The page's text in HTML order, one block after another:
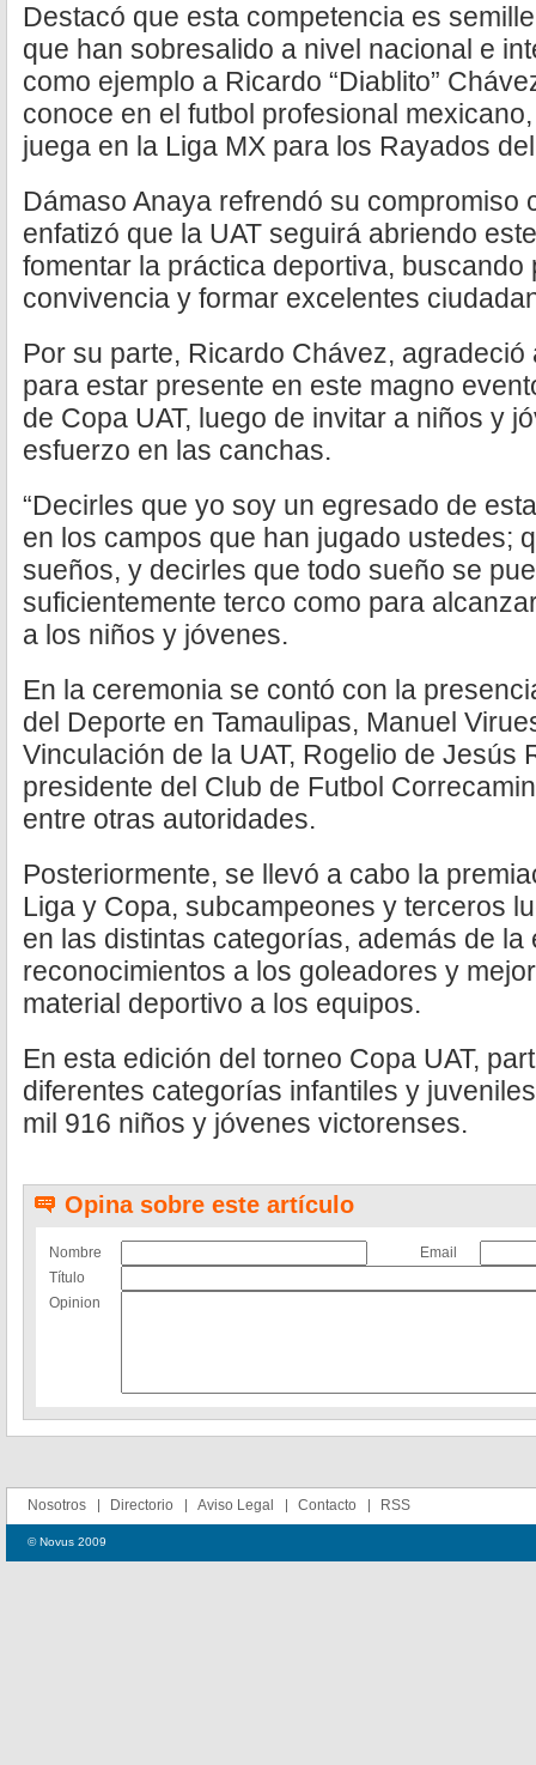
Destacó que esta competencia es
que han sobresalido a nivel nacional e
como ejemplo a Ricardo “Diablito”
conoce en el futbol profesional
juega en la Liga MX para los Rayados
Dámaso Anaya refrendó su compromiso
enfatizó que la UAT seguirá abriendo
fomentar la práctica deportiva, buscando
convivencia y formar excelentes
Por su parte, Ricardo Chávez,
para estar presente en este magno
de Copa UAT, luego de invitar a niños y
esfuerzo en las canchas.
“Decirles que yo soy un egresado de
en los campos que han jugado ustedes;
sueños, y decirles que todo sueño se
suficientemente terco como para
a los niños y jóvenes.
En la ceremonia se contó con la
del Deporte en Tamaulipas, Manuel
Vinculación de la UAT, Rogelio de Jesús
presidente del Club de Futbol
entre otras autoridades.
Posteriormente, se llevó a cabo la
Liga y Copa, subcampeones y terceros
en las distintas categorías, además de la
reconocimientos a los goleadores y
material deportivo a los equipos.
En esta edición del torneo Copa UAT,
diferentes categorías infantiles y
mil 916 niños y jóvenes victorenses.
Opina sobre este artículo
Nombre
Email
Título
Opinion
Nosotros Directorio Aviso Legal Contacto RSS
© Novus 2009